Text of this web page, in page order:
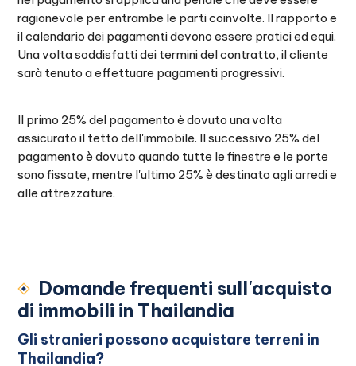
ragionevole per entrambe le parti coinvolte. Il rapporto e
il calendario dei pagamenti devono essere pratici ed equi.
Una volta soddisfatti dei termini del contratto, il cliente
sarà tenuto a effettuare pagamenti progressivi.
Il primo 25% del pagamento è dovuto una volta
assicurato il tetto dell'immobile. Il successivo 25% del
pagamento è dovuto quando tutte le finestre e le porte
sono fissate, mentre l'ultimo 25% è destinato agli arredi e
alle attrezzature.
Domande frequenti sull'acquisto
di immobili in Thailandia
Gli stranieri possono acquistare terreni in
Thailandia?